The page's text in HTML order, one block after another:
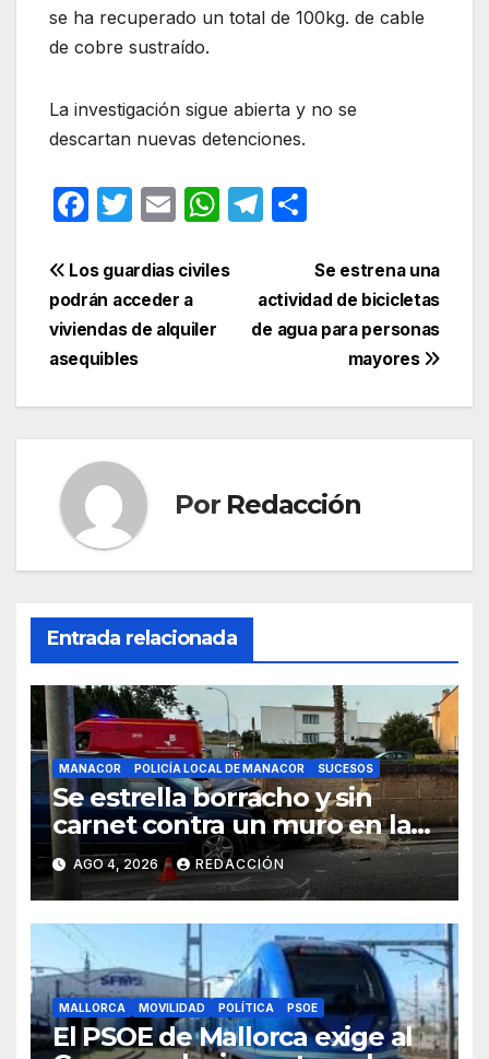
se ha recuperado un total de 100kg. de cable
de cobre sustraído.
La investigación sigue abierta y no se
descartan nuevas detenciones.
F
c
e
b
o
o
T
itt
er
E
ail
W
at
p
T
gr
a
m
p
ar
Navegación
de
entradas
Se estrena una
actividad de bicicletas
de agua para personas
mayores
Los guardias civiles
podrán acceder a
viviendas de alquiler
asequibles
Por Redacción
Entrada relacionada
MANACOR POLICÍA LOCAL DE MANACOR SUCESOS
Se estrella borracho y sin
carnet contra un muro en la
ronda del Port de Manacor y
lo destroza
AGO 4, 2026 REDACCIÓN
MALLORCA MOVILIDAD POLÍTICA PSOE
El PSOE de Mallorca exige al